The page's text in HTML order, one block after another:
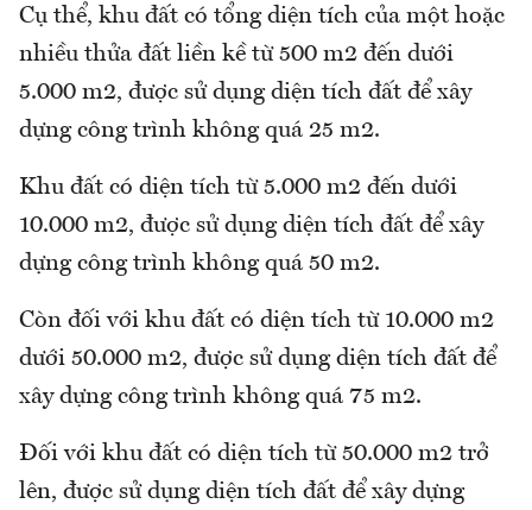
Cụ thể, khu đất có tổng diện tích của một hoặc
nhiều thửa đất liền kề từ 500 m2 đến dưới
5.000 m2, được sử dụng diện tích đất để xây
dựng công trình không quá 25 m2.
Khu đất có diện tích từ 5.000 m2 đến dưới
10.000 m2, được sử dụng diện tích đất để xây
dựng công trình không quá 50 m2.
Còn đối với khu đất có diện tích từ 10.000 m2
dưới 50.000 m2, được sử dụng diện tích đất để
xây dựng công trình không quá 75 m2.
Đối với khu đất có diện tích từ 50.000 m2 trở
lên, được sử dụng diện tích đất để xây dựng